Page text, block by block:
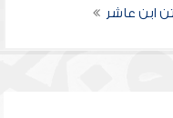
ابن عاشر